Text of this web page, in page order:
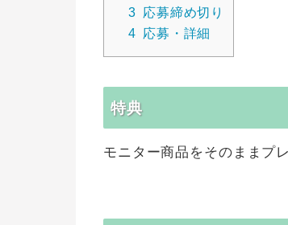
3 応募締め切り
4 応募・詳細
特典
モニター商品をそのままプ